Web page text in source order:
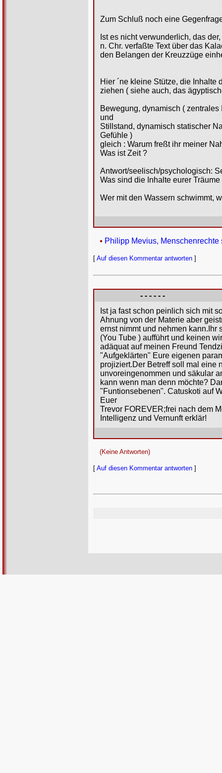
Zum Schluß noch eine
Ist es nicht verwunderlich, das
n. Chr. verfaßte Text über das
den Belangen der Kreuzzüge
Hier ´ne kleine Stütze, die Inhalte
ziehen ( siehe auch, das
Bewegung, dynamisch ( zentrales
und
Stillstand, dynamisch statischer
Gefühle )
gleich : Warum freßt ihr meiner
Was ist Zeit ?
Antwort/seelisch/psychologisch:
Was sind die Inhalte eurer Träume
Wer mit den Wassern schwimmt,
Philipp Mevius,
[ Auf diesen Kommentar antworten ]
- - - - - -
Ist ja fast schon peinlich sich mit
Ahnung von der Materie aber
ernst nimmt und nehmen kann.Ihr
(You Tube ) aufführt und keinen
adäquat auf meinen Freund
"Aufgeklärten" Eure eigenen
projiziert.Der Betreff soll mal eine
unvoreingenommen und säkular
kann wenn man denn möchte?
"Funtionsebenen". Catuskoti auf
Euer
Trevor FOREVER;frei nach dem
Intelligenz und Vernunft erklär!
(Keine Antworten)
[ Auf diesen Kommentar antworten ]